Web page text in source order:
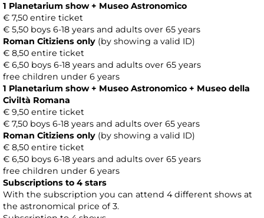
1 Planetarium show + Museo Astronomico
€ 7,50 entire ticket
€ 5,50 boys 6-18 years and adults over 65 years
Roman Citiziens only (by showing a valid ID)
€ 8,50 entire ticket
€ 6,50 boys 6-18 years and adults over 65 years
free children under 6 years
1 Planetarium show + Museo Astronomico + Museo della
Civiltà Romana
€ 9,50 entire ticket
€ 7,50 boys 6-18 years and adults over 65 years
Roman Citiziens only (by showing a valid ID)
€ 8,50 entire ticket
€ 6,50 boys 6-18 years and adults over 65 years
free children under 6 years
Subscriptions to 4 stars
With the subscription you can attend 4 different shows at
the astronomical price of 3.